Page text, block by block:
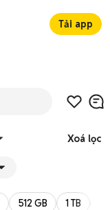
Tải app
Xoá lọc
512 GB 1 TB